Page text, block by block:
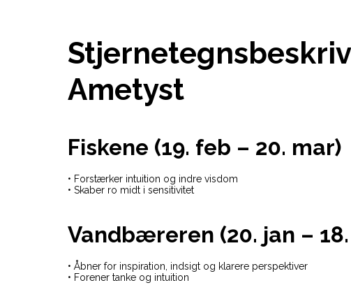
Ametyst
Fiskene (19. feb – 20. mar)
• Forstærker intuition og indre visdom
• Skaber ro midt i sensitivitet
Vandbæreren (20. jan –
• Åbner for inspiration, indsigt og klarere perspektiver
• Forener tanke og intuition